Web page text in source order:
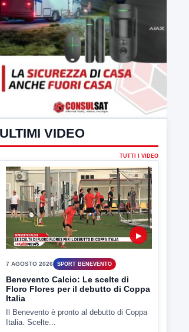
ULTIMI VIDEO
TUTTI I VIDEO
7 AGOSTO 2026 SPORT BENEVENTO
Benevento Calcio: Le scelte di
Floro Flores per il debutto di Coppa